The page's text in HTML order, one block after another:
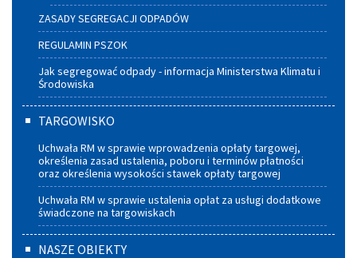
ZASADY SEGREGACJI ODPADÓW
REGULAMIN PSZOK
Jak segregować odpady - informacja Ministerstwa Klimatu i
Środowiska
TARGOWISKO
Uchwała RM w sprawie wprowadzenia opłaty targowej,
określenia zasad ustalenia, poboru i terminów płatności
oraz określenia wysokości stawek opłaty targowej
Uchwała RM w sprawie ustalenia opłat za usługi dodatkowe
świadczone na targowiskach
NASZE OBIEKTY